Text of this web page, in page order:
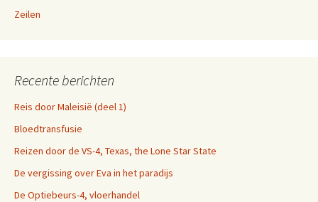
Zeilen
Recente berichten
Reis door Maleisië (deel 1)
Bloedtransfusie
Reizen door de VS-4, Texas, the Lone Star State
De vergissing over Eva in het paradijs
De Optiebeurs-4, vloerhandel